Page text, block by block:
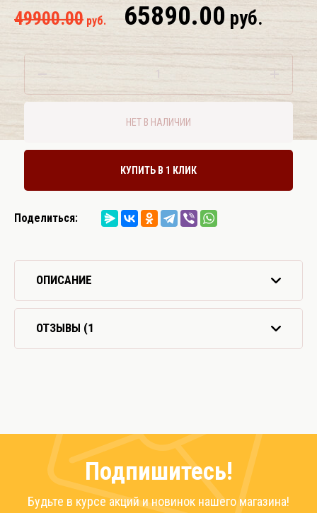
ОПИСАНИЕ
ОТЗЫВЫ (1
49900.00 руб. 65890.00 руб.
НЕТ В НАЛИЧИИ
КУПИТЬ В 1 КЛИК
Поделиться:
Подпишитесь!
Будьте в курсе акций и новинок нашего магазина!